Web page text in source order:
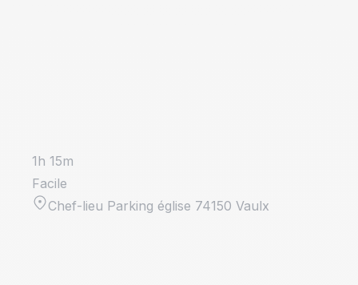
1h 15m
Facile
Chef-lieu Parking église 74150 Vaulx